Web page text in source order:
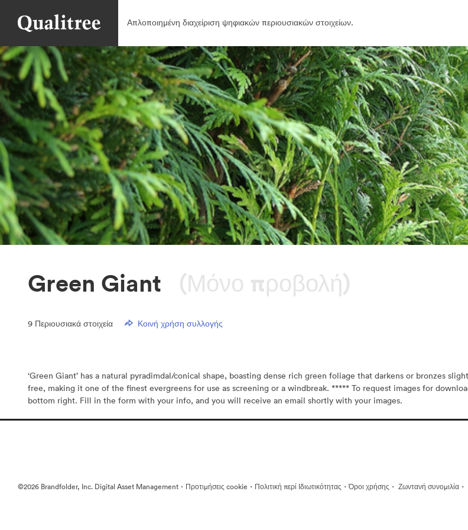
Απλοποιημένη διαχείριση ψηφιακών περιουσιακών στοιχείων.
Green Giant (Μόνο προβολή)
9 Περιουσιακά στοιχεία Κοινή χρήση συλλογής
‘Green Giant’ has a natural pyradimdal/conical shape, boasting dense rich green foliage that darkens or bronzes
free, making it one of the finest evergreens for use as screening or a windbreak. ***** To request images for
bottom right. Fill in the form with your info, and you will receive an email shortly with your images.
©2026 Brandfolder, Inc. Digital Asset Management · Προτιμήσεις cookie · Πολιτική περί Ιδιωτικότητας ·Όροι χρήσης · Ζωντανή συνομιλία ·